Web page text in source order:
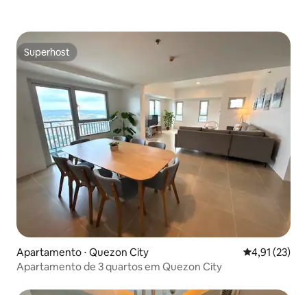
Superhost
Superhost
Apartamento ⋅ Quezon City 4,91 de uma
4,91 (23)
Apartamento de 3 quartos em Quezon City